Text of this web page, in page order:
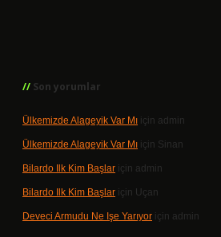
Son yorumlar
Ülkemizde Alageyik Var Mı için admin
Ülkemizde Alageyik Var Mı için Sinan
Bilardo Ilk Kim Başlar için admin
Bilardo Ilk Kim Başlar için Uçan
Deveci Armudu Ne Işe Yarıyor için admin